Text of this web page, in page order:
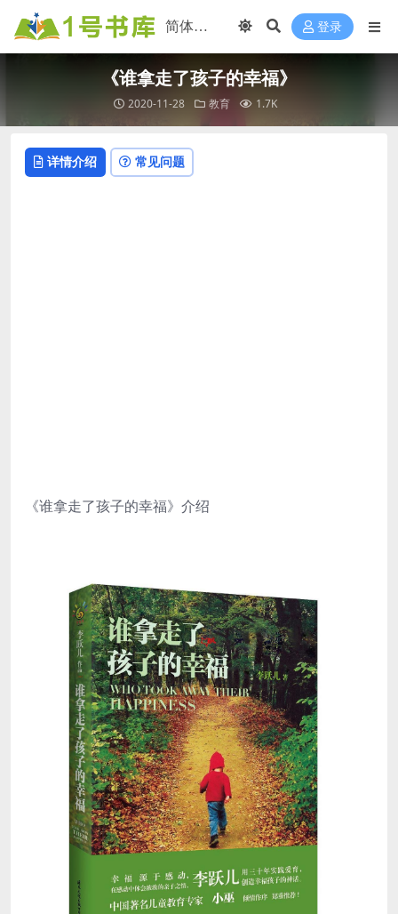
登录
《谁拿走了孩子的幸福》
2020-11-28 教育 1.7K
详情介绍 常见问题
《谁拿走了孩子的幸福》介绍